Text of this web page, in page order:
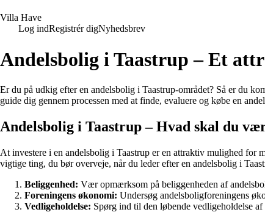
Villa Have
Log indRegistrér digNyhedsbrev
Andelsbolig i Taastrup – Et
Er du på udkig efter en andelsbolig i Taastrup-området? Så er du
guide dig gennem processen med at finde, evaluere og købe en
Andelsbolig i Taastrup – Hvad skal du
At investere i en andelsbolig i Taastrup er en attraktiv mulighed for
vigtige ting, du bør overveje, når du leder efter en andelsbolig i
Beliggenhed: Vær opmærksom på beliggenheden af
Foreningens økonomi: Undersøg andelsboligforeningens
Vedligeholdelse: Spørg ind til den løbende vedligeholdelse